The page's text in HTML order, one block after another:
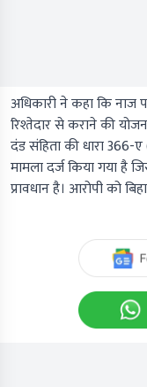
अधिकारी ने कहा कि
रिश्तेदार से कराने की
दंड संहिता की धारा
मामला दर्ज किया गया
प्रावधान है। आरोपी को